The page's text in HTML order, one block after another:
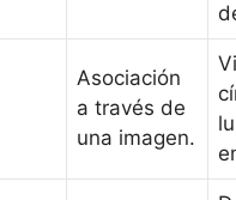
Asociación
a través de
una imagen.